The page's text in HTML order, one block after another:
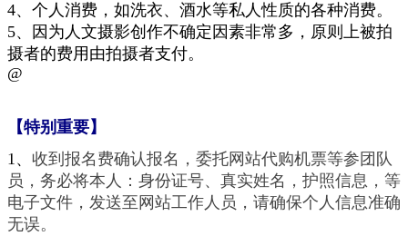
4、个人消费，如洗衣、酒水等私人性质的各种消费。
5、因为人文摄影创作不确定因素非常多，原则上被拍
摄者的费用由拍摄者支付。
@
【特别重要】
1、 收到报名费确认报名，委托网站代购机票等参团队
员，务必将本人：身份证号、真实姓名，护照信息，等
电子文件，发送至网站工作人员，请确保个人信息准确
无误。